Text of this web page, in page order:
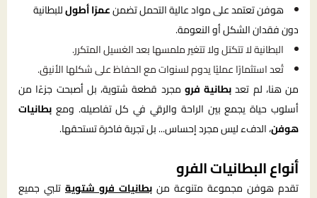
هوفن تعتمد على مواد عالية التحمل تضمنعمرًا أطولللبطانية
دون فقدان الشكل أو النعومة.
البطانية لا تتكتل ولا تتغير ملمسها بعد الغسيل المتكرر.
تُعد استثمارًا عمليًا يدوم لسنوات مع الحفاظ على شكلها الأنيق.
من هنا، لم تعدبطانية فرو مجرد قطعة شتوية، بل أصبحت جزءًا من
أسلوب حياة يجمع بين الراحة والرقي في كل تفاصيله. ومع بطانيات
هوفن، الدفء ليس مجرد إحساس... بل تجربة فاخرة تستحقها.
أنواع البطانيات الفرو
تقدم هوفن مجموعة متنوعة من بطانيات فرو شتوية تلبي جميع